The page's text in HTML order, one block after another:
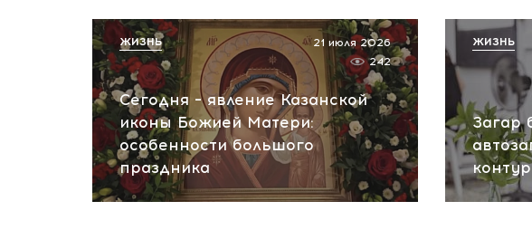
Сегодня – явление Казанской
иконы Божией Матери:
особенности большого
праздника
21 июля 2026
242
ЖИЗНЬ
Загар
ЖИЗНЬ